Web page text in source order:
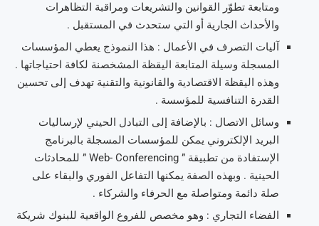
ومتابعة تطوّر القوانين والتشريعات ومراقبة التظاهرات
والأحداث الجارية أو التي ستحدث في المستقبل .
آليات التصرف في الأعمال : هذا النموذج يعطي المؤسسات
المسجلة وسيلة المتابعة اليقظة المشخصنة لكافة احتياجاتها .
وهذه اليقظة الاقتصادية والقانونية والتقنية تهدف إلى تحسين
القدرة التنافسية للمؤسسة .
وسائل الاتصال : بالإضافة إلى التبادل الحيني لإرساليات
البريد الإلكتروني يمكن للمؤسسات المسجلة بالبرنامج
الإستفادة من تطبيقة ” Web- Conferencing ” للمحادثات
الحينية . وبهذه الصفة يمكنها التفاعل الفوري والبقاء على
صلة دائمة ومتواصلة مع الحرفاء والشركاء .
الفضاء التجاري : وهو مخصص للفروع الواقعية للبنوك شريكة